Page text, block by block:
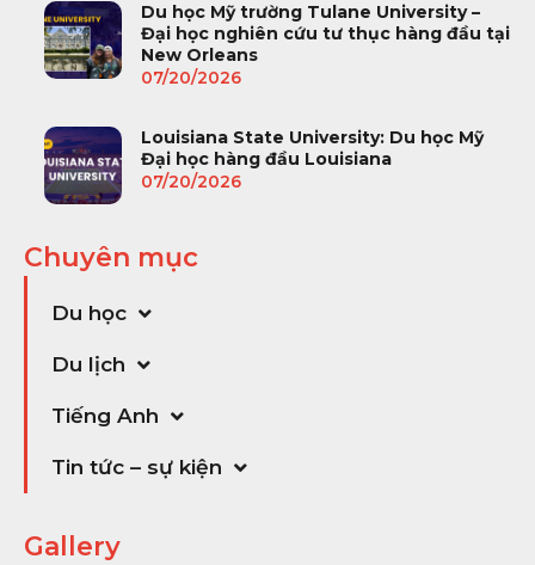
Du học Mỹ trường Tulane University –
Đại học nghiên cứu tư thục hàng đầu tại
New Orleans
07/20/2026
Louisiana State University: Du học Mỹ
Đại học hàng đầu Louisiana
07/20/2026
Chuyên mục
Du học
Du lịch
Tiếng Anh
Tin tức – sự kiện
Gallery